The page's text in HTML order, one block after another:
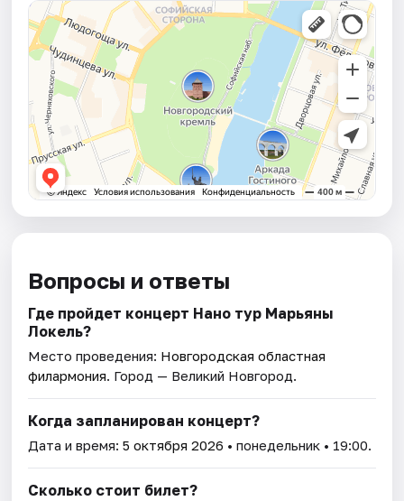
Вопросы и ответы
Где пройдет концерт Нано тур Марьяны
Локель?
Место проведения: Новгородская областная
филармония. Город — Великий Новгород.
Когда запланирован концерт?
Дата и время:5 октября 2026 • понедельник • 19:00.
Сколько стоит билет?